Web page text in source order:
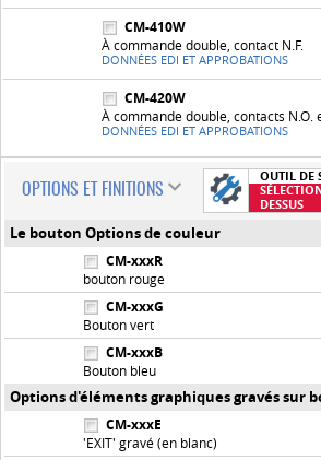
CM-410W
À commande double, contact N.F.
DONNÉES EDI ET APPROBATIONS
CM-420W
À commande double, contacts N.O.
DONNÉES EDI ET APPROBATIONS
OPTIONS ET FINITIONS
OUTIL DE
DESSUS
Le bouton Options de couleur
CM-xxxR
bouton rouge
CM-xxxG
Bouton vert
CM-xxxB
Bouton bleu
Options d'éléments graphiques gravés sur
CM-xxxE
'EXIT' gravé (en blanc)